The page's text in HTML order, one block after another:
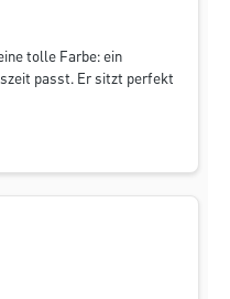
tolle Farbe: ein
passt. Er sitzt perfekt